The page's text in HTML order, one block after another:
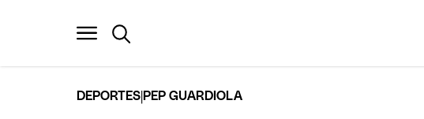
DEPORTES PEP GUARDIOLA